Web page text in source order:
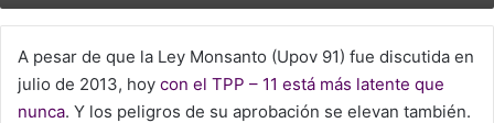
A pesar de que la Ley Monsanto (Upov 91) fue discutida en
julio de 2013, hoy con el TPP – 11 está más latente que
nunca. Y los peligros de su aprobación se elevan también.